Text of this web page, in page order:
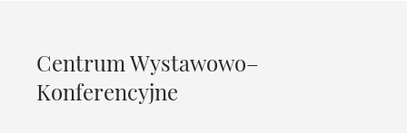
Centrum Wystawowo–
Konferencyjne